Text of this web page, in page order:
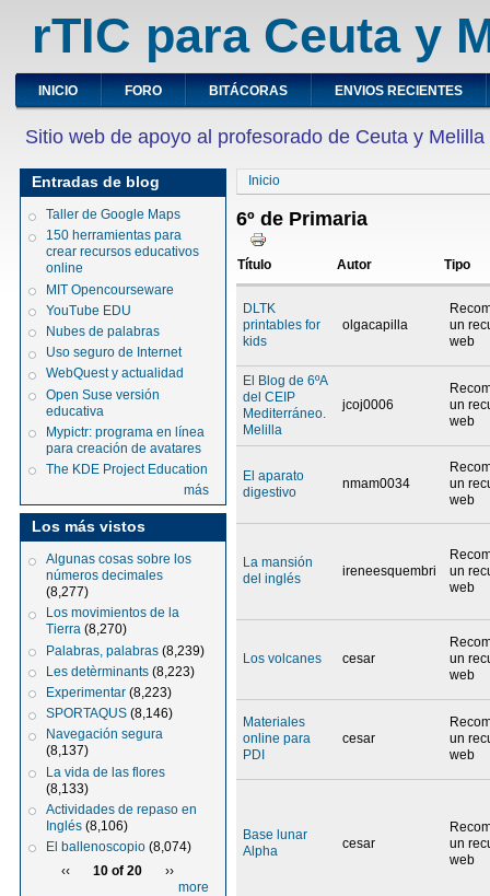
rTIC para Ceuta y
INICIO FORO BITÁCORAS ENVIOS RECIENTES
Sitio web de apoyo al profesorado de Ceuta y Melilla
Entradas de blog
Taller de Google Maps
150 herramientas para
crear recursos educativos
online
MIT Opencourseware
YouTube EDU
Nubes de palabras
Uso seguro de Internet
WebQuest y actualidad
Open Suse versión
educativa
Mypictr: programa en línea
para creación de avatares
The KDE Project Education
más
Los más vistos
Algunas cosas sobre los
números decimales
(8,277)
Los movimientos de la
Tierra (8,270)
Palabras, palabras (8,239)
Les detèrminants (8,223)
Experimentar (8,223)
SPORTAQUS (8,146)
Navegación segura
(8,137)
La vida de las flores
(8,133)
Actividades de repaso en
Inglés (8,106)
El ballenoscopio (8,074)
‹‹
10 of 20
››
more
Inicio
6º de Primaria
Título Autor Tipo
DLTK
printables for
kids
olgacapilla
un
web
El Blog de 6ºA
del CEIP
Mediterráneo.
Melilla
jcoj0006
un
web
El aparato
digestivo
nmam0034
un
web
La mansión
del inglés
ireneesquembri
un
web
Los volcanes cesar
un
web
Materiales
online para
PDI
cesar
un
web
Base lunar
Alpha
cesar
un
web